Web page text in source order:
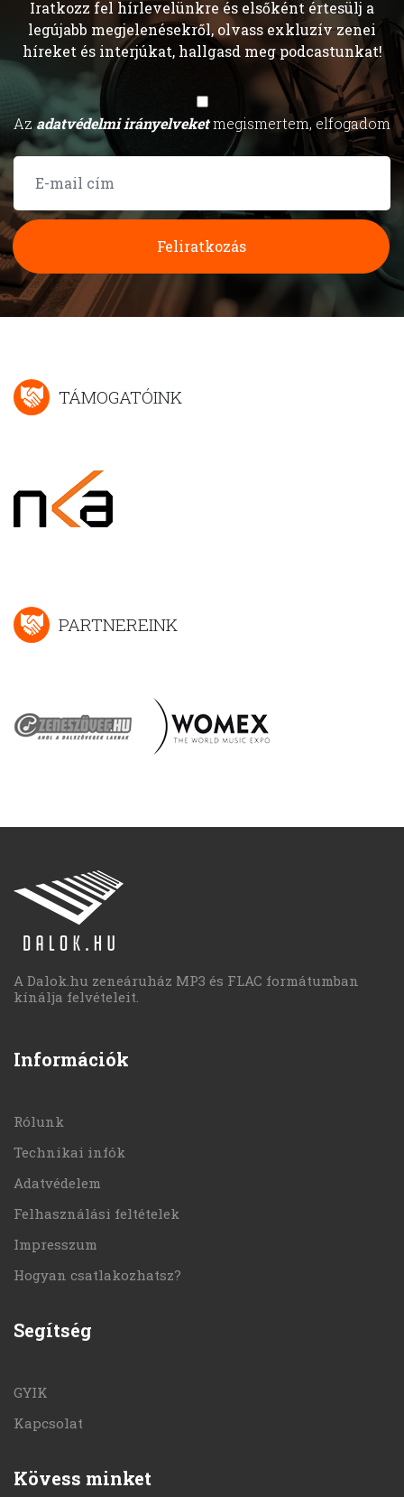
Iratkozz fel hírlevelünkre és elsőként értesülj a
legújabb megjelenésekről, olvass exkluzív zenei
híreket és interjúkat, hallgasd meg podcastunkat!
Azadatvédelmi irányelveketmegismertem, elfogadom
Feliratkozás
TÁMOGATÓINK
PARTNEREINK
A Dalok.hu zeneáruház MP3 és FLAC formátumban
kínálja felvételeit.
Információk
Rólunk
Technikai infók
Adatvédelem
Felhasználási feltételek
Impresszum
Hogyan csatlakozhatsz?
Segítség
GYIK
Kapcsolat
Kövess minket